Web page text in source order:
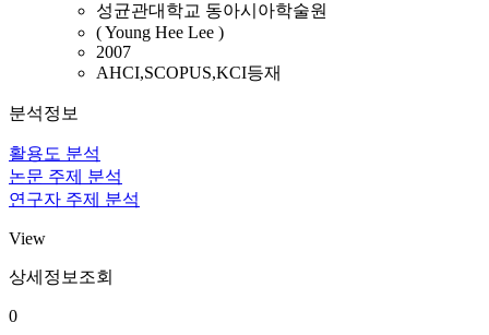
성균관대학교 동아시아학술원
( Young Hee Lee )
2007
AHCI,SCOPUS,KCI등재
분석정보
활용도 분석
논문 주제 분석
연구자 주제 분석
View
상세정보조회
0